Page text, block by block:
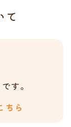
て
す。
ちら